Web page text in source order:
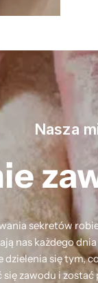
Nasza
sekretów
nas każdego
dzielenia się tym,
się zawodu i